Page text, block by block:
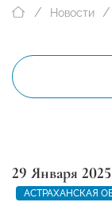
Новости
29 Января 2025
АСТРАХАНСКАЯ